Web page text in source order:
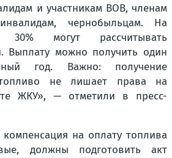
и участникам ВОВ, членам
чернобыльцам. На
могут рассчитывать
Выплату можно получить один
год. Важно: получение
не лишает права на
ЖКУ», — отметили в пресс-
на оплату топлива
должны подготовить акт